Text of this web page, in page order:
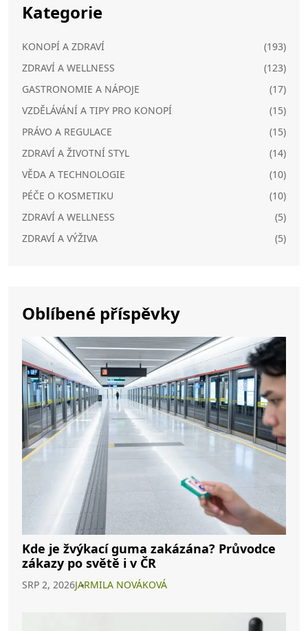
Kategorie
KONOPÍ A ZDRAVÍ
(193)
ZDRAVÍ A WELLNESS
(123)
GASTRONOMIE A NÁPOJE
(17)
VZDĚLÁVÁNÍ A TIPY PRO KONOPÍ
(15)
PRÁVO A REGULACE
(15)
ZDRAVÍ A ŽIVOTNÍ STYL
(14)
VĚDA A TECHNOLOGIE
(10)
PÉČE O KOSMETIKU
(10)
ZDRAVÍ A WELLNESS
(5)
ZDRAVÍ A VÝŽIVA
(5)
Oblíbené příspěvky
Kde je žvýkací guma zakázána? Průvodce
zákazy po světě i v ČR
SRP 2, 2026JARMILA NOVÁKOVÁ